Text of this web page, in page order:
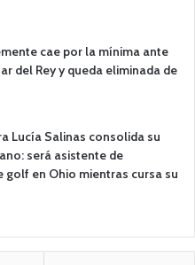
cae por la mínima ante
del Rey y queda eliminada de
Lucía Salinas consolida su
será asistente de
golf en Ohio mientras cursa su